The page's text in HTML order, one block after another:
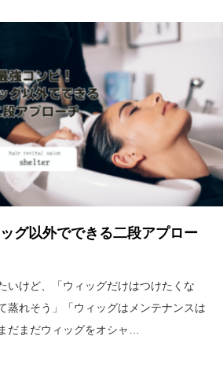
グ以外でできる二段アプロー
いけど、「ウィッグだけはつけたくな
蒸れそう」「ウィッグはメンテナンスは
だまだウィッグをオシャ…